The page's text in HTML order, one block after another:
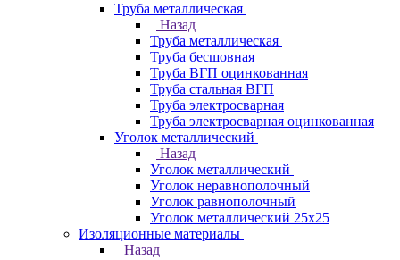
Труба металлическая
Назад
Труба металлическая
Труба бесшовная
Труба ВГП оцинкованная
Труба стальная ВГП
Труба электросварная
Труба электросварная оцинкованная
Уголок металлический
Назад
Уголок металлический
Уголок неравнополочный
Уголок равнополочный
Уголок металлический 25х25
Изоляционные материалы
Назад